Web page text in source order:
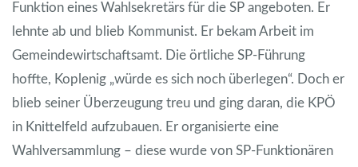
Funktion eines Wahlsekretärs für die SP angeboten. Er
lehnte ab und blieb Kommunist. Er bekam Arbeit im
Gemeindewirtschaftsamt. Die örtliche SP-Führung
hoffte, Koplenig „würde es sich noch überlegen“. Doch er
blieb seiner Überzeugung treu und ging daran, die KPÖ
in Knittelfeld aufzubauen. Er organisierte eine
Wahlversammlung – diese wurde von SP-Funktionären